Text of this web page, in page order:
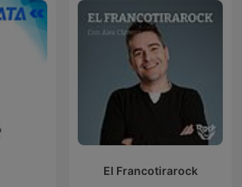
El Francotirarock